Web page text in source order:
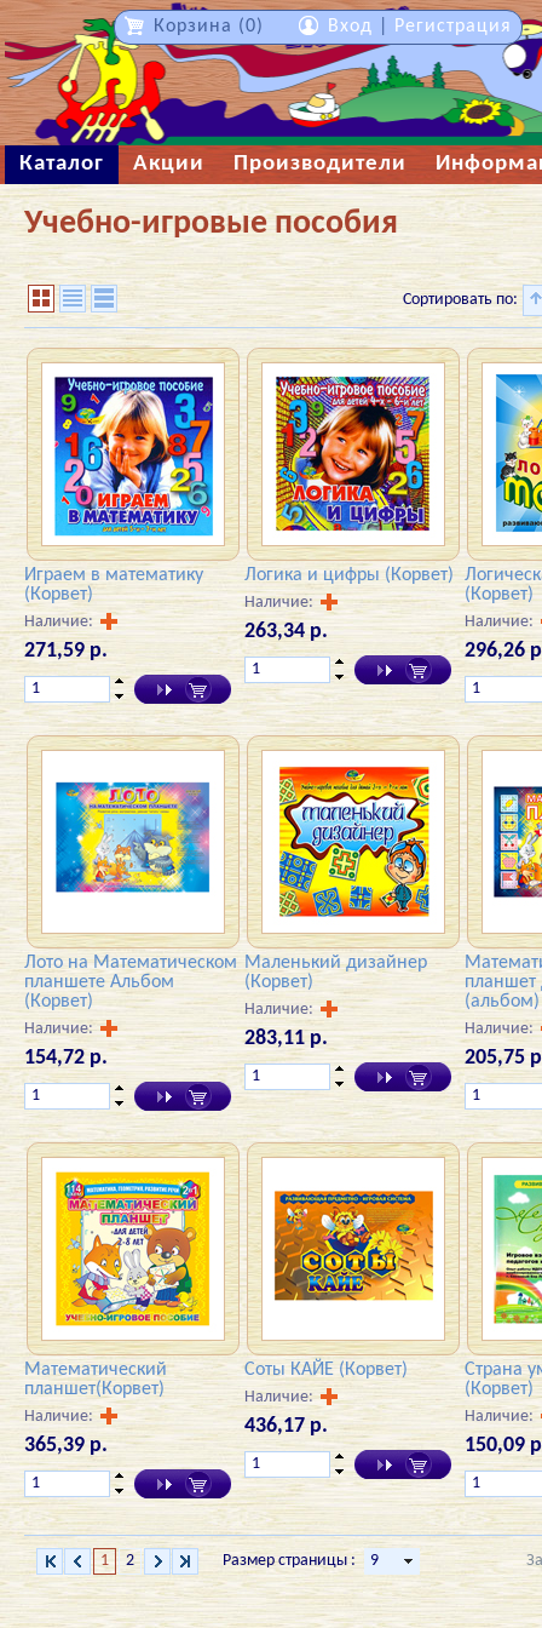
Каталог Акции Производители
Учебно-игровые пособия
Сортировать по:
Играем в математику
(Корвет)
Наличие:
271,59 р.
Логика и цифры (Корвет)
Наличие:
263,34 р.
(Корвет)
Наличие:
296,26
Лото на Математическом
планшете Альбом
(Корвет)
Наличие:
154,72 р.
Маленький дизайнер
(Корвет)
Наличие:
283,11 р.
(альбом)
Наличие:
205,75
Математический
планшет(Корвет)
Наличие:
365,39 р.
Соты КАЙЕ (Корвет)
Наличие:
436,17 р.
Страна
(Корвет)
Наличие:
150,09
1 2 Размер страницы :
Корзина (0) Вход Регистрация